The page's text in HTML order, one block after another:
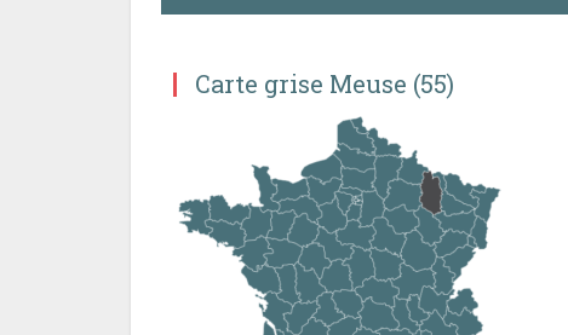
Carte grise Meuse (55)